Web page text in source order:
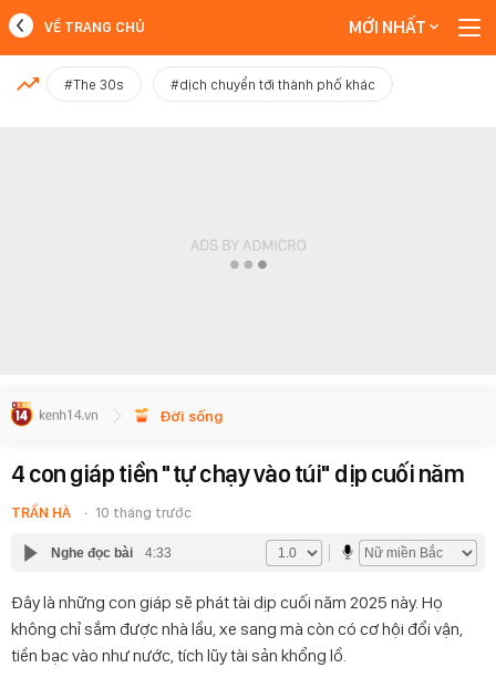
MỚI NHẤT
VỀ TRANG CHỦ MỚI NHẤT
#The 30s #dịch chuyển tới thành phố khác
Đời sống
4 con giáp tiền "tự chạy vào túi" dịp cuối năm
TRẦN HÀ 10 tháng trước
Nghe đọc bài 4:33
Đây là những con giáp sẽ phát tài dịp cuối năm 2025 này. Họ
không chỉ sắm được nhà lầu, xe sang mà còn có cơ hội đổi vận,
tiền bạc vào như nước, tích lũy tài sản khổng lồ.